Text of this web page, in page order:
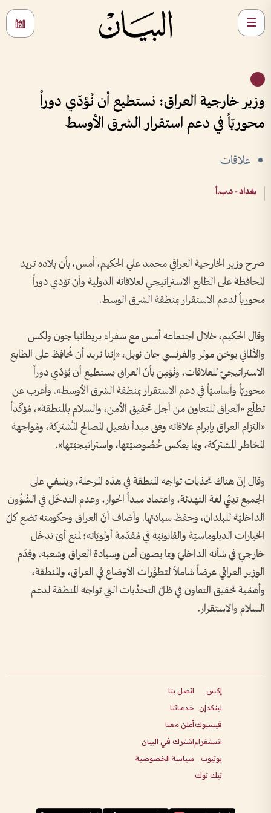
وزير خارجية العراق: نستطيع أن نُؤدّي دوراً
محوريّاً في دعم استقرار الشرق الأوسط
علاقات
بغداد - د.ب.أ
صرح وزير الخارجية العراقي محمد علي الحكيم، أمس، بأن بلاده تريد
المحافظة على الطابع الاستراتيجي لعلاقاته الدولية وأن تؤدي دوراً
محورياً لدعم الاستقرار بمنطقة الشرق الوسط.
وقال الحكيم، خلال اجتماعه أمس مع سفراء بريطانيا جون ولكس
والألماني يوخن مولر والفرنسي جان نوبل، «إننا نريد أن نُحافِظ على الطابع
الاستراتيجيّ للعلاقات، ونُؤمِن بأنّ العراق يستطيع أن يُؤدّي دوراً
محوريّاً وأساسيّاً في دعم الاستقرار بمنطقة الشرق الأوسط». وأعرب عن
تطلّع «العراق للتعاون من أجل تحقيق الأمن، والسلام بالمنطقة»، مُؤكّداً
«التزام العراق بإبرام علاقاته وفق مبدأ تفعيل المصالح المُشتركة، ومُواجهة
المخاطر المشتركة، وبما يعكس خُصُوصيّتها، واستراتيجيّتها».
وقال إنّ هناك تحدّيات تواجه المنطقة في هذه المرحلة، وينبغي على
الجميع تبنّي لغة التهدئة، واعتماد مبدأ الحوار، وعدم التدخّل في الشُؤُون
الداخليّة للبلدان، وحفظ سيادتها. وأضاف أنّ العراق وحكومته تضع كلّ
الخيارات الدبلوماسيّة والقانونيّة في مُقدّمة أولويّاته؛ لمنع أيّ تدخّل
خارجيّ في شأنه الداخليّ وبما يصون أمن وسيادة العراق وشعبه. وقدّم
الوزير العراقي عرضاً شاملاً لتطوُّرات الأوضاع في العراق، والمنطقة،
وأهمّية تحقيق التعاون في ظلّ التحدِّيات التي تواجه المنطقة لدعم
السلام والاستقرار.
إكس
لينكدإن
فيسبوك
انستغرام
يوتيوب
تيك توك
اتصل بنا
خدماتنا
أعلن معنا
اشترك في البيان
سياسة الخصوصية